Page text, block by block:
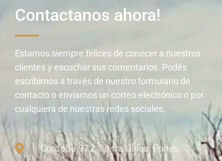
Contactanos ahora!
Estamos siempre felices de conocer a nuestros
clientes y escuchar sus comentarios. Podés
escribirnos a través de nuestro formulario de
contacto o enviarnos un correo electrónico o por
cualquiera de nuestras redes sociales.
Córdoba 972, Tierra Chica, Funes